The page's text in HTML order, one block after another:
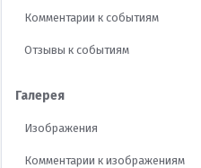
Комментарии к событиям
Отзывы к событиям
Галерея
Изображения
Комментарии к изображениям